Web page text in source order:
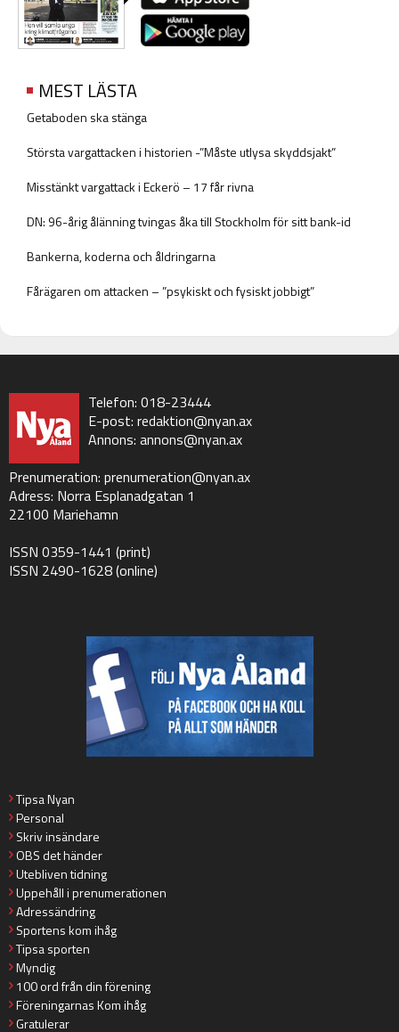
MEST LÄSTA
Getaboden ska stänga
Största vargattacken i historien -”Måste utlysa skyddsjakt”
Misstänkt vargattack i Eckerö – 17 får rivna
DN: 96-årig ålänning tvingas åka till Stockholm för sitt bank-id
Bankerna, koderna och åldringarna
Fårägaren om attacken – ”psykiskt och fysiskt jobbigt”
Telefon: 018-23444
E-post: redaktion@nyan.ax
Annons: annons@nyan.ax
Prenumeration: prenumeration@nyan.ax
Adress: Norra Esplanadgatan 1
22100 Mariehamn
ISSN 0359-1441 (print)
ISSN 2490-1628 (online)
Tipsa Nyan
Personal
Skriv insändare
OBS det händer
Utebliven tidning
Uppehåll i prenumerationen
Adressändring
Sportens kom ihåg
Tipsa sporten
Myndig
100 ord från din förening
Föreningarnas Kom ihåg
Gratulerar